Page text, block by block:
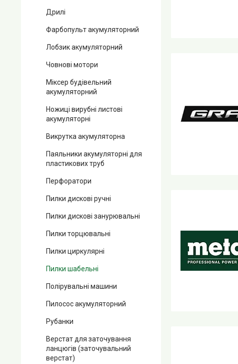
Дрилі
Фарбопульт акумуляторний
Лобзик акумуляторний
Човнові мотори
Міксер будівельний
акумуляторний
Ножиці вирубні листові
акумуляторні
Викрутка акумуляторна
Паяльники акумуляторні для
пластикових труб
Перфоратори
Пилки дискові ручні
Пилки дискові занурювальні
Пилки торцювальні
Пилки циркулярні
Пилки шабельні
Полірувальні машини
Пилосос акумуляторний
Рубанки
Верстат для заточування
ланцюгів (заточувальний
верстат)